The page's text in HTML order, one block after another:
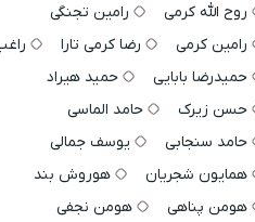
روح الله کرمی
رامین تجنگی
رامین کرمی
رضا کرمی تارا
حمیدرضا بابایی
حمید هیراد
حسن زیرک
حامد الماسی
حامد سنجابی
یوسف جمالی
همایون شجریان
هوروش بند
هومن پناهی
هومن نجفی